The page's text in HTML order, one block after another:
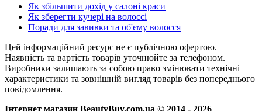
Як збільшити дохід у салоні краси
Як зберегти кучері на волоссі
Поради для завивки та об'єму волосся
Цей інформаційний ресурс не є публічною офертою.
Наявність та вартість товарів уточнюйте за телефоном.
Виробники залишають за собою право змінювати технічні
характеристики та зовнішній вигляд товарів без попереднього
повідомлення.
Інтернет магазин BeautyBuy.com.ua © 2014 - 2026